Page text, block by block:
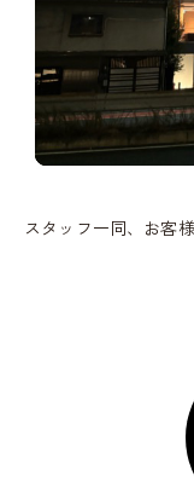
スタッフ一同、お客